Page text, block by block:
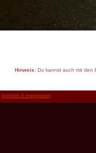
Hinweis:Du kannst auch mit den
kontakt & impressum